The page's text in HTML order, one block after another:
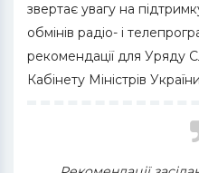
звертає увагу на
обмінів радіо- і
рекомендації для Уряду
Кабінету Міністрів